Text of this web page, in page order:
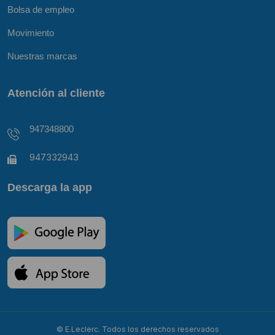
Bolsa de empleo
Movimiento
Nuestras marcas
Atención al cliente
947348800
947332943
Descarga la app
© E.Leclerc. Todos los derechos reservados